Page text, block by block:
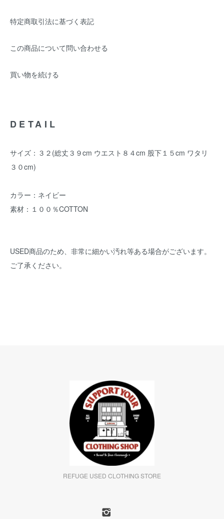
特定商取引法に基づく表記
この商品について問い合わせる
買い物を続ける
DETAIL
サイズ：３２(総丈３９cm ウエスト８４cm 股下１５cm ワタリ
３０cm)
カラー：ネイビー
素材：１００％COTTON
USED商品のため、非常に細かい汚れ等ある場合がございます。
ご了承ください。
REFUGE USED CLOTHING STORE